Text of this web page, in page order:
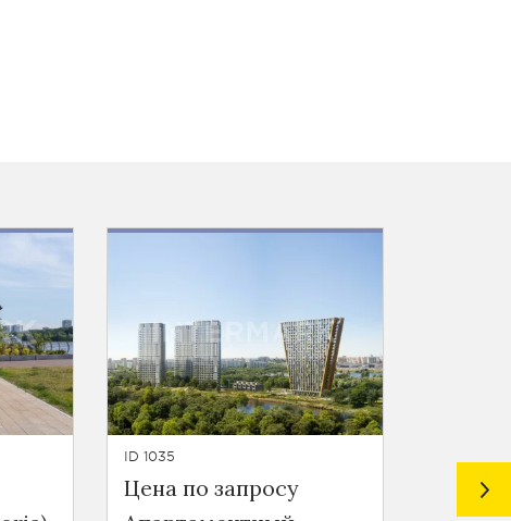
ID 1035
Цена по запросу
Цена